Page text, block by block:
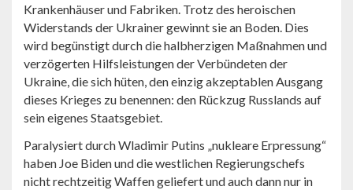
Krankenhäuser und Fabriken. Trotz des heroischen
Widerstands der Ukrainer gewinnt sie an Boden. Dies
wird begünstigt durch die halbherzigen Maßnahmen und
verzögerten Hilfsleistungen der Verbündeten der
Ukraine, die sich hüten, den einzig akzeptablen Ausgang
dieses Krieges zu benennen: den Rückzug Russlands auf
sein eigenes Staatsgebiet.
Paralysiert durch Wladimir Putins „nukleare Erpressung“
haben Joe Biden und die westlichen Regierungschefs
nicht rechtzeitig Waffen geliefert und auch dann nur in